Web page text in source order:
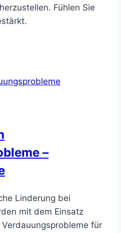
Fühlen Sie
–
Linderung bei
mit dem Einsatz
für